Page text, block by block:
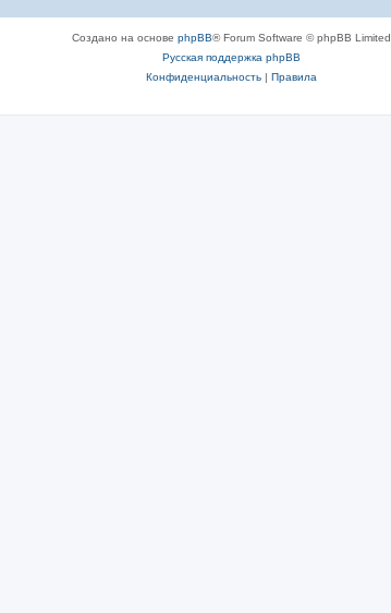
Создано на основе phpBB® Forum Software © phpBB Limited
Русская поддержка phpBB
Конфиденциальность| Правила